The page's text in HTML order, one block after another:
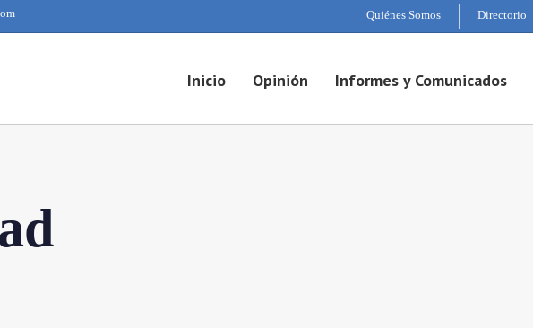
Quiénes Somos Directorio
Inicio Opinión Informes y Comunicados